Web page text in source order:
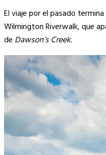
El viaje por el pasado
Wilmington Riverwalk, que
de Dawson’s Creek.